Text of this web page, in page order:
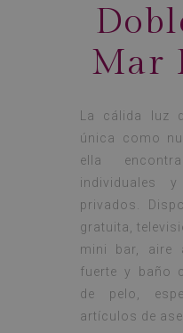
Mar
La cálida luz
única como
ella
individuales
privados.
gratuita,
mini bar, aire
fuerte y baño
de pelo,
artículos de